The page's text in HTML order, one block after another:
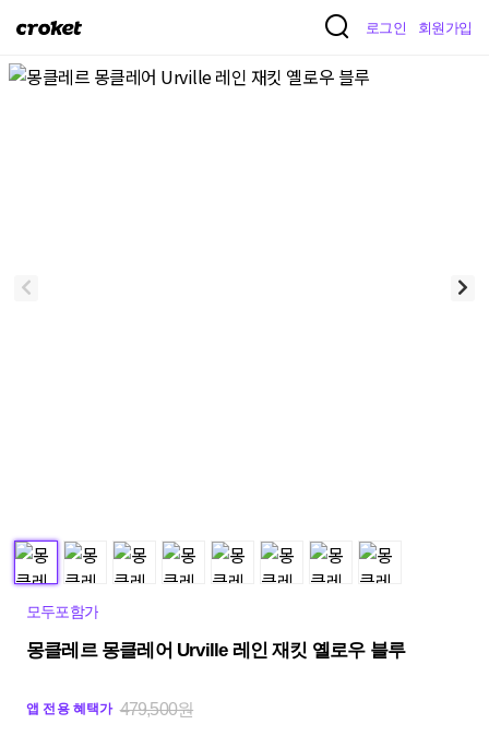
크
켓
로그인 회원가입
모두포함가
몽클레르 몽클레어 Urville 레인 재킷 옐로우 블루
앱 전용 혜택가 479,500원